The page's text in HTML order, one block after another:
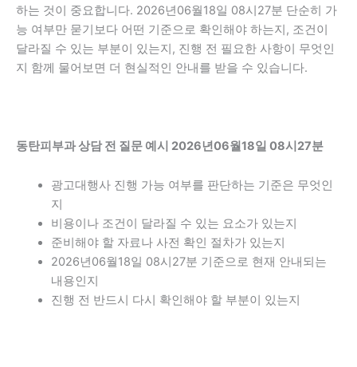
하는 것이 중요합니다. 2026년06월18일 08시27분 단순히 가
능 여부만 묻기보다 어떤 기준으로 확인해야 하는지, 조건이
달라질 수 있는 부분이 있는지, 진행 전 필요한 사항이 무엇인
지 함께 물어보면 더 현실적인 안내를 받을 수 있습니다.
동탄피부과 상담 전 질문 예시 2026년06월18일 08시27분
광고대행사 진행 가능 여부를 판단하는 기준은 무엇인
지
비용이나 조건이 달라질 수 있는 요소가 있는지
준비해야 할 자료나 사전 확인 절차가 있는지
2026년06월18일 08시27분 기준으로 현재 안내되는
내용인지
진행 전 반드시 다시 확인해야 할 부분이 있는지